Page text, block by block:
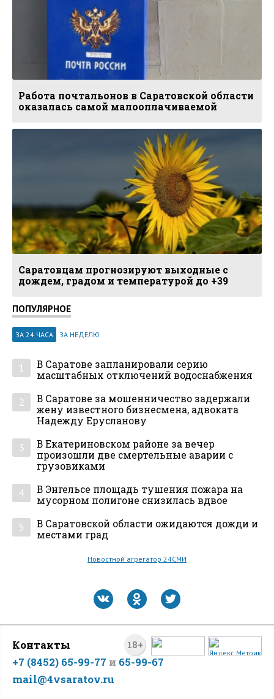
Работа почтальонов в Саратовской области
оказалась самой малооплачиваемой
Саратовцам прогнозируют выходные с
дождем, градом и температурой до +39
ПОПУЛЯРНОЕ
ЗА 24 ЧАСА ЗА НЕДЕЛЮ
1
В Саратове запланировали серию
масштабных отключений водоснабжения
2
В Саратове за мошенничество задержали
жену известного бизнесмена, адвоката
Надежду Ерусланову
3
В Екатериновском районе за вечер
произошли две смертельные аварии с
грузовиками
4
В Энгельсе площадь тушения пожара на
мусорном полигоне снизилась вдвое
5
В Саратовской области ожидаются дожди и
местами град
Новостной агрегатор 24СМИ
18+
Контакты
+7 (8452) 65-99-77 и 65-99-67
mail@4vsaratov.ru